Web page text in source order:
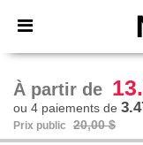
× Appli
Meilleurs prix
À partir de
ou 4 paiements de
Prix public 20,00 $